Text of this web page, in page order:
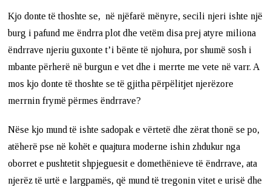
Kjo donte të thoshte se, në njëfarë mënyre, secili njeri ishte një
burg i pafund me ëndrra plot dhe vetëm disa prej atyre miliona
ëndrrave njeriu guxonte t’i bënte të njohura, por shumë sosh i
mbante përherë në burgun e vet dhe i merrte me vete në varr. A
mos kjo donte të thoshte se të gjitha përpëlitjet njerëzore
merrnin frymë përmes ëndrrave?
Nëse kjo mund të ishte sadopak e vërtetë dhe zërat thonë se po,
atëherë pse në kohët e quajtura moderne ishin zhdukur nga
oborret e pushtetit shpjeguesit e domethënieve të ëndrrave, ata
njerëz të urtë e largpamës, që mund të tregonin vitet e urisë dhe